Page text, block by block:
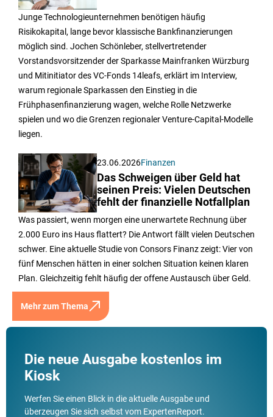
Junge Technologieunternehmen benötigen häufig
Risikokapital, lange bevor klassische Bankfinanzierungen
möglich sind. Jochen Schönleber, stellvertretender
Vorstandsvorsitzender der Sparkasse Mainfranken Würzburg
und Mitinitiator des VC-Fonds 14leafs, erklärt im Interview,
warum regionale Sparkassen den Einstieg in die
Frühphasenfinanzierung wagen, welche Rolle Netzwerke
spielen und wo die Grenzen regionaler Venture-Capital-Modelle
liegen.
23.06.2026Finanzen
Das Schweigen über Geld hat
seinen Preis: Vielen Deutschen
fehlt der finanzielle Notfallplan
Was passiert, wenn morgen eine unerwartete Rechnung über
2.000 Euro ins Haus flattert? Die Antwort fällt vielen Deutschen
schwer. Eine aktuelle Studie von Consors Finanz zeigt: Vier von
fünf Menschen hätten in einer solchen Situation keinen klaren
Plan. Gleichzeitig fehlt häufig der offene Austausch über Geld.
Mehr zum Thema
Die neue Ausgabe kostenlos im
Kiosk
Werfen Sie einen Blick in die aktuelle Ausgabe und
überzeugen Sie sich selbst vom ExpertenReport.